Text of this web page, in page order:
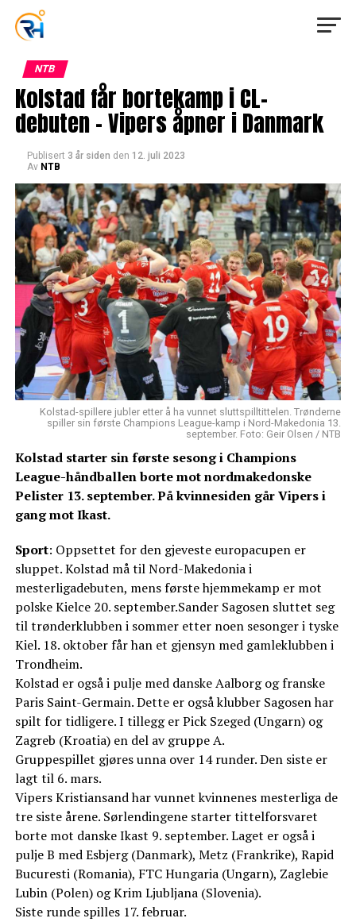
NTB
Kolstad får bortekamp i CL-
debuten – Vipers åpner i Danmark
Publisert 3 år siden den 12. juli 2023
Av NTB
Kolstad-spillere jubler etter å ha vunnet sluttspilltittelen. Trønderne
spiller sin første Champions League-kamp i Nord-Makedonia 13.
september. Foto: Geir Olsen / NTB
Kolstad starter sin første sesong i Champions
League-håndballen borte mot nordmakedonske
Pelister 13. september. På kvinnesiden går Vipers i
gang mot Ikast.
Sport: Oppsettet for den gjeveste europacupen er
sluppet. Kolstad må til Nord-Makedonia i
mesterligadebuten, mens første hjemmekamp er mot
polske Kielce 20. september.Sander Sagosen sluttet seg
til trønderklubben i sommer etter noen sesonger i tyske
Kiel. 18. oktober får han et gjensyn med gamleklubben i
Trondheim.
Kolstad er også i pulje med danske Aalborg og franske
Paris Saint-Germain. Dette er også klubber Sagosen har
spilt for tidligere. I tillegg er Pick Szeged (Ungarn) og
Zagreb (Kroatia) en del av gruppe A.
Gruppespillet gjøres unna over 14 runder. Den siste er
lagt til 6. mars.
Vipers Kristiansand har vunnet kvinnenes mesterliga de
tre siste årene. Sørlendingene starter tittelforsvaret
borte mot danske Ikast 9. september. Laget er også i
pulje B med Esbjerg (Danmark), Metz (Frankrike), Rapid
Bucuresti (Romania), FTC Hungaria (Ungarn), Zaglebie
Lubin (Polen) og Krim Ljubljana (Slovenia).
Siste runde spilles 17. februar.